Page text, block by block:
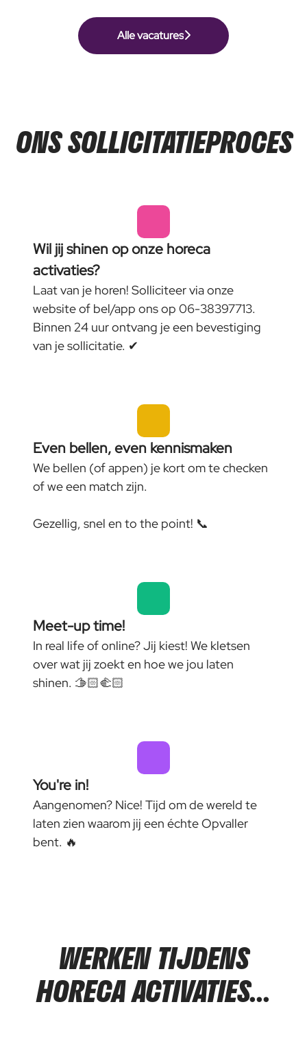
Alle vacatures
ONS SOLLICITATIEPROCES
Wil jij shinen op onze horeca
activaties?
Laat van je horen! Solliciteer via onze
website of bel/app ons op 06-38397713.
Binnen 24 uur ontvang je een bevestiging
van je sollicitatie. ✔
Even bellen, even kennismaken
We bellen (of appen) je kort om te checken
of we een match zijn.
Gezellig, snel en to the point! 📞
Meet-up time!
In real life of online? Jij kiest! We kletsen
over wat jij zoekt en hoe we jou laten
shinen. 🫱🏻‍🫲🏻
You're in!
Aangenomen? Nice! Tijd om de wereld te
laten zien waarom jij een échte Opvaller
bent. 🔥
WERKEN TIJDENS
HORECA ACTIVATIES...